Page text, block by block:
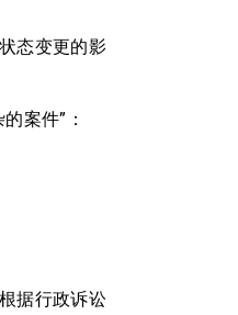
态变更的影
案件”：
据行政诉讼